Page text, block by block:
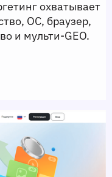
охватывает
ОС, браузер,
и мульти‑GEO.